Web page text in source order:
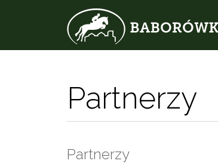
Partnerzy
Partnerzy